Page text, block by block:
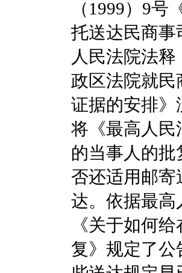
（1999）9
托送达民商事
人民法院法
政区法院就民
证据的安排》
将《最高人民
的当事人的
否还适用邮
达。依据最高
《关于如何
复》规定了